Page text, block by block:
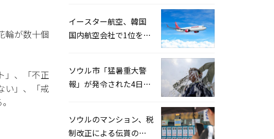
輪が数十個
」、「不正
い」、「戒
イースター航空、韓国
国内航空会社で1位を記
ソウル市「猛暑重大警
報」が発令された4日、
ソウルのマンション、税
制改正による伝貰の月